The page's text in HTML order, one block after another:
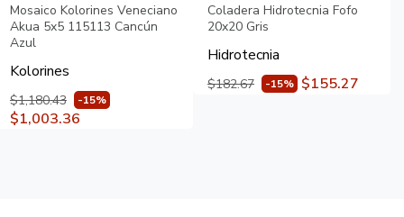
Mosaico Kolorines Veneciano
Akua 5x5 115113 Cancún
Azul
Kolorines
$1,180.43 -15%
$1,003.36
Coladera Hidrotecnia Fofo
20x20 Gris
Hidrotecnia
$182.67 -15% $155.27